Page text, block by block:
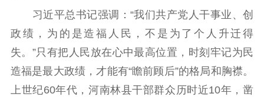
紫金人才 职称评审
数据资源
公共服务
习近平总书记强调：“我们共产党人干事业、创
政绩，为的是造福人民，不是为了个人升迁得
失。”只有把人民放在心中最高位置，时刻牢记为民
造福是最大政绩，才能有“瞻前顾后”的格局和胸襟。
上世纪60年代，河南林县干部群众历时近10年，凿